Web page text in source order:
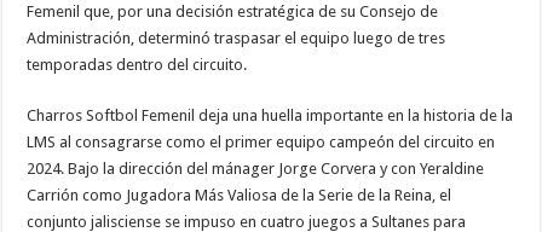
Femenil que, por una decisión estratégica de su Consejo de
Administración, determinó traspasar el equipo luego de tres
temporadas dentro del circuito.
Charros Softbol Femenil deja una huella importante en la historia de la
LMS al consagrarse como el primer equipo campeón del circuito en
2024. Bajo la dirección del mánager Jorge Corvera y con Yeraldine
Carrión como Jugadora Más Valiosa de la Serie de la Reina, el
conjunto jalisciense se impuso en cuatro juegos a Sultanes para